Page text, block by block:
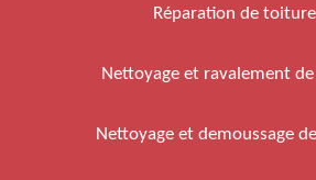
Réparation de
Nettoyage et ravalement
Nettoyage et demoussage